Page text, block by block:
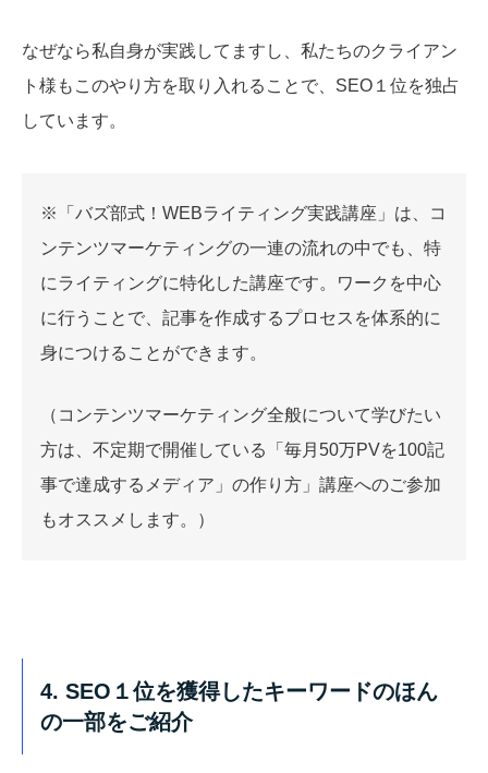
なぜなら私自身が実践してますし、私たちのクライアン
ト様もこのやり方を取り入れることで、SEO１位を独占
しています。
※「バズ部式！WEBライティング実践講座」は、コ
ンテンツマーケティングの一連の流れの中でも、特
にライティングに特化した講座です。ワークを中心
に行うことで、記事を作成するプロセスを体系的に
身につけることができます。
（コンテンツマーケティング全般について学びたい
方は、不定期で開催している「毎月50万PVを100記
事で達成するメディア」の作り方」講座へのご参加
もオススメします。）
4. SEO１位を獲得したキーワードのほん
の一部をご紹介